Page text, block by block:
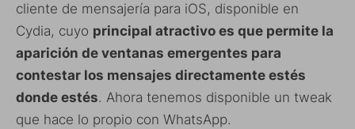
cliente de mensajería para iOS, disponible en
Cydia, cuyo principal atractivo es que permite la
aparición de ventanas emergentes para
contestar los mensajes directamente estés
donde estés. Ahora tenemos disponible un tweak
que hace lo propio con WhatsApp.